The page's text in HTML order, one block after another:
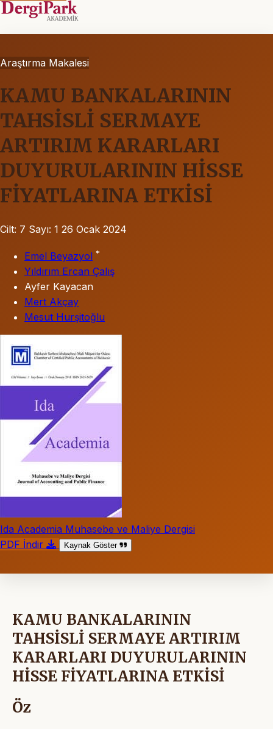
Araştırma Makalesi
KAMU BANKALARININ
TAHSİSLİ SERMAYE
ARTIRIM KARARLARI
DUYURULARININ HİSSE
FİYATLARINA ETKİSİ
Cilt: 7 Sayı: 1 26 Ocak 2024
Emel Beyazyol *
Yıldırım Ercan Çalış
Ayfer Kayacan
Mert Akçay
Mesut Hurşitoğlu
Ida Academia Muhasebe ve Maliye Dergisi
PDF İndir
Kaynak Göster
KAMU BANKALARININ
TAHSİSLİ SERMAYE ARTIRIM
KARARLARI DUYURULARININ
HİSSE FİYATLARINA ETKİSİ
Öz